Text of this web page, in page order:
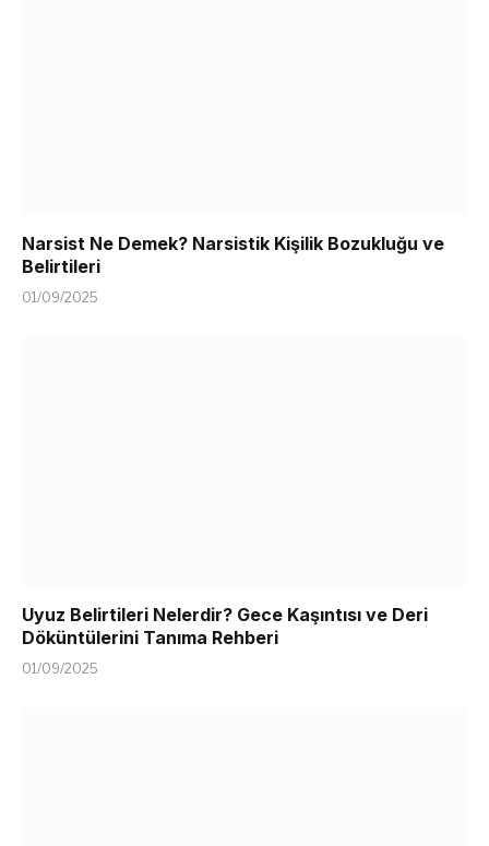
Narsist Ne Demek? Narsistik Kişilik Bozukluğu ve
Belirtileri
01/09/2025
Uyuz Belirtileri Nelerdir? Gece Kaşıntısı ve Deri
Döküntülerini Tanıma Rehberi
01/09/2025